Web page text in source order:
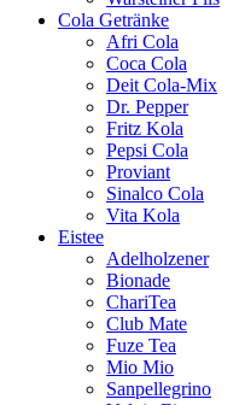
Cola Getränke
Afri Cola
Coca Cola
Deit Cola-Mix
Dr. Pepper
Fritz Kola
Pepsi Cola
Proviant
Sinalco Cola
Vita Kola
Eistee
Adelholzener
Bionade
ChariTea
Club Mate
Fuze Tea
Mio Mio
Sanpellegrino